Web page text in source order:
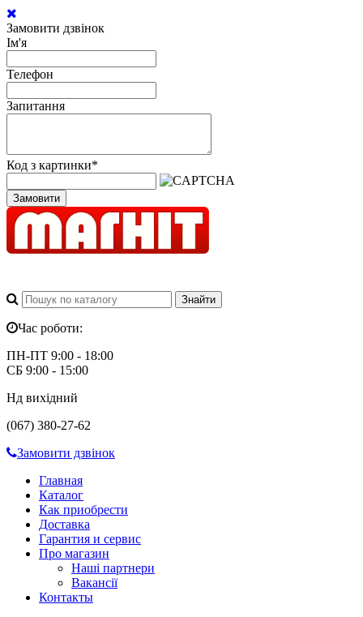
Замовити дзвінок
Ім'я
Телефон
Запитання
Код з картинки*
Замовити
Час роботи:
ПН-ПТ 9:00 - 18:00
СБ 9:00 - 15:00
Нд вихідний
(067) 380-27-62
Замовити дзвінок
Главная
Каталог
Как приобрести
Доставка
Гарантия и сервис
Про магазин
Наші партнери
Вакансії
Контакты